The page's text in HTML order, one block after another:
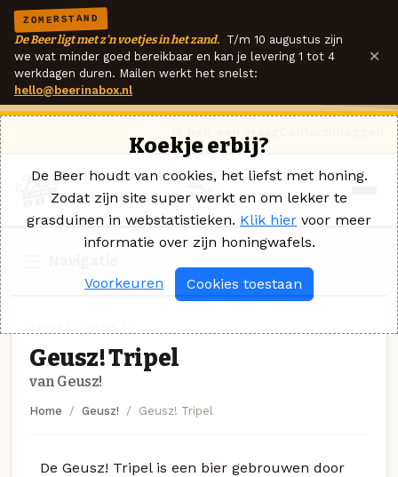
ZOMERSTAND
De Beer ligt met z'n voetjes in het zand. T/m 10 augustus zijn
we wat minder goed bereikbaar en kan je levering 1 tot 4
werkdagen duren. Mailen werkt het snelst:
hello@beerinabox.nl
×
Geusz! Tripel
van Geusz!
Home Geusz! Geusz! Tripel
De Geusz! Tripel is een bier gebrouwen door
Koekje erbij?
De Beer houdt van cookies, het liefst met honing.
Zodat zijn site super werkt en om lekker te
grasduinen in webstatistieken. Klik hier voor meer
informatie over zijn honingwafels.
Voorkeuren Cookies toestaan